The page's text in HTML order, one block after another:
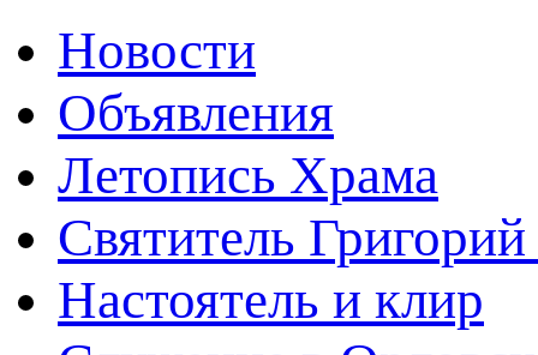
Новости
Объявления
Летопись Храма
Святитель
Настоятель и клир